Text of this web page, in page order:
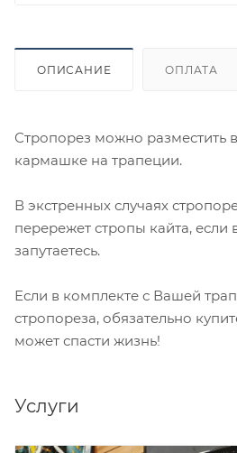
ОПИСАНИЕ ОПЛАТА
Стропорез можно разместить
кармашке на трапеции.
В экстренных случаях
перережет стропы кайта, если
запутаетесь.
Если в комплекте с Вашей
стропореза, обязательно
может спасти жизнь!
Услуги